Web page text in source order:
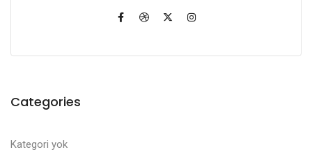
Categories
Kategori yok